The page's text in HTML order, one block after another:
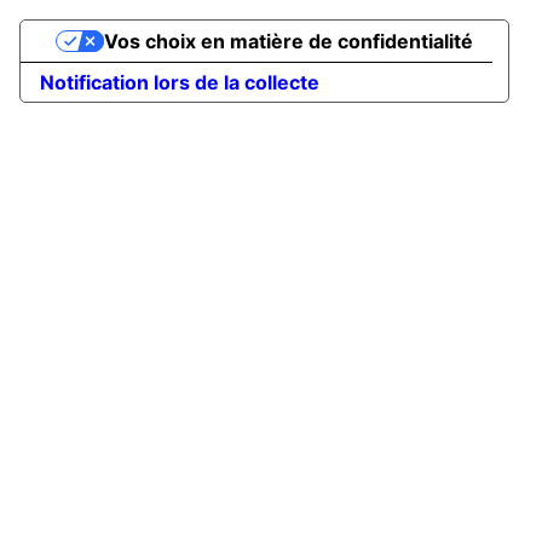
Notification lors de la collecte
Vos choix en matière de confidentialité